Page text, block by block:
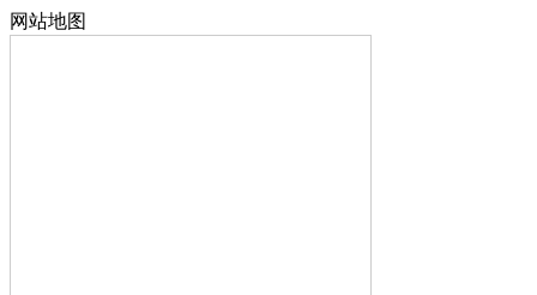
网站地图